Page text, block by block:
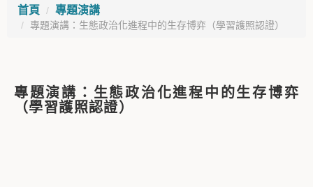
首頁 專題演講
專題演講：生態政治化進程中的生存博弈（學習護照認證）
專題演講：生態政治化進程中的生存博弈
（學習護照認證）